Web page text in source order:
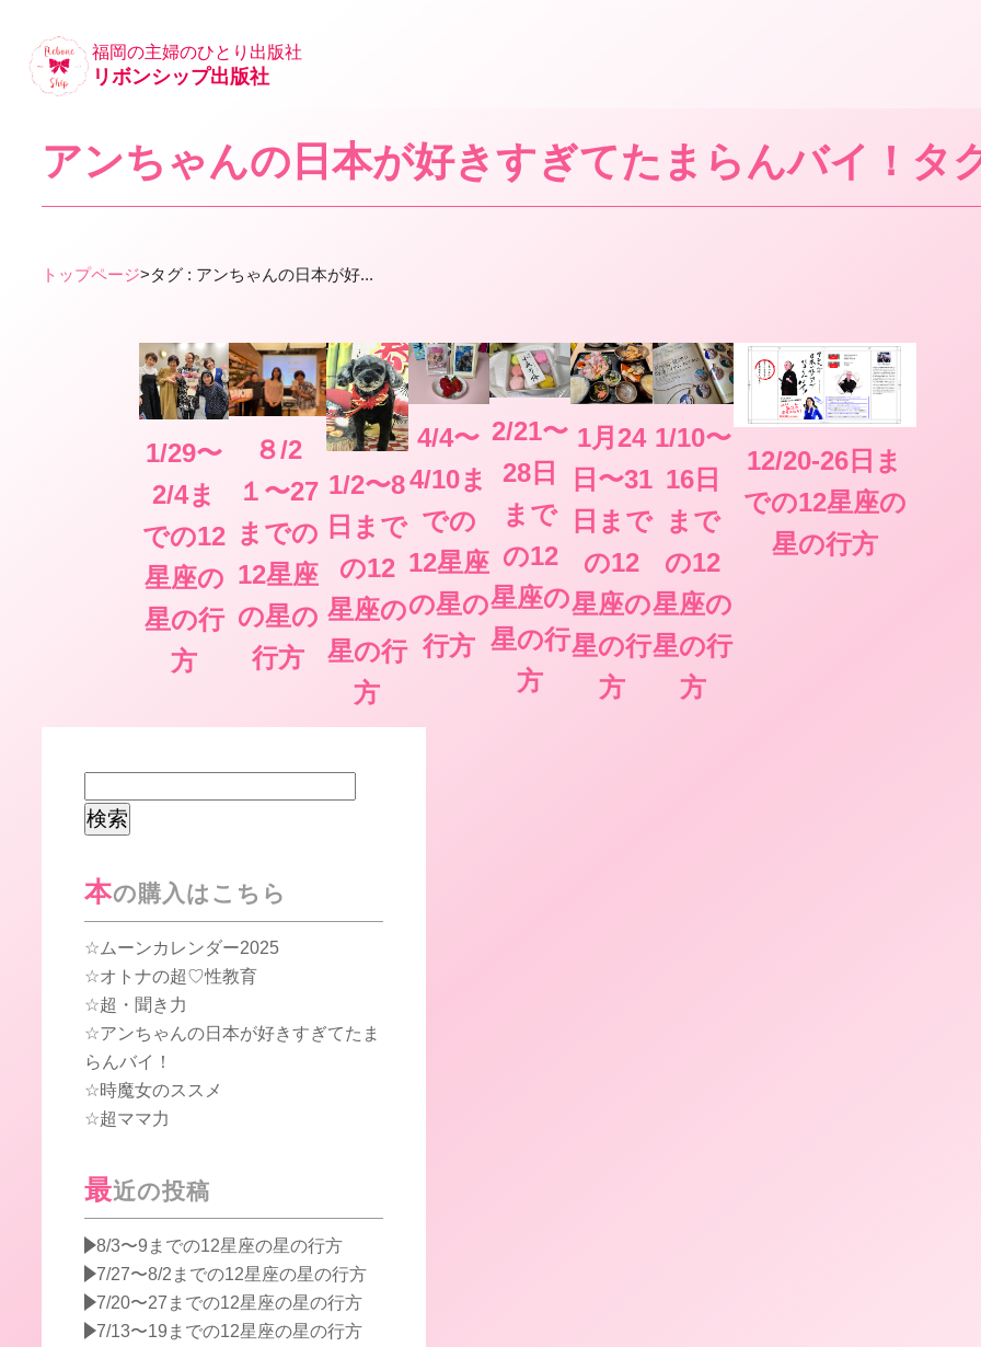
福岡の主婦のひとり出版社
リボンシップ出版社
アンちゃんの日本が好きすぎてたまらんバイ！タ
トップページ>タグ : アンちゃんの日本が好...
1/29〜
2/4ま
での12
星座の
星の行
方
８/2
１〜27
までの
12星座
の星の
行方
1/2〜8
日まで
の12
星座の
星の行
方
4/4〜
4/10ま
での
12星座
の星の
行方
2/21〜
28日
まで
の12
星座の
星の行
方
1月24
日〜31
日まで
の12
星座の
星の行
方
1/10〜
16日
まで
の12
星座の
星の行
方
12/20-26日ま
での12星座の
星の行方
索:
本の購入はこちら
ムーンカレンダー2025
オトナの超♡性教育
超・聞き力
アンちゃんの日本が好きすぎてたま
らんバイ！
時魔女のススメ
超ママ力
最近の投稿
8/3〜9までの12星座の星の行方
7/27〜8/2までの12星座の星の行方
7/20〜27までの12星座の星の行方
7/13〜19までの12星座の星の行方